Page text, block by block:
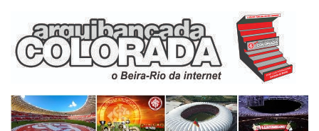
content
Arquibancada Colorada